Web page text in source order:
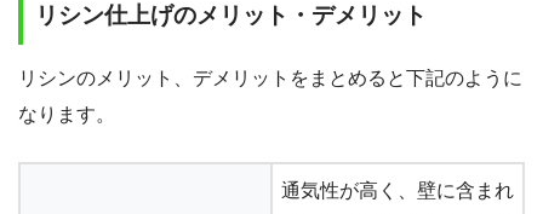
リシン仕上げのメリット・デメリット
リシンのメリット、デメリットをまとめると下記のように
なります。
通気性が高く、壁に含まれ